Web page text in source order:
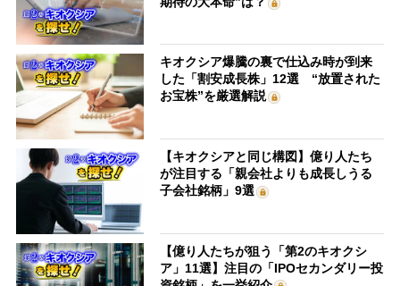
キオクシア爆騰の裏で仕込み時が到来
した「割安成長株」12選 “放置された
お宝株”を厳選解説
【キオクシアと同じ構図】億り人たち
が注目する「親会社よりも成長しうる
子会社銘柄」9選
【億り人たちが狙う「第2のキオクシ
ア」11選】注目の「IPOセカンダリー投